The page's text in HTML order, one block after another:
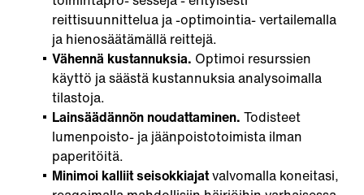
reittisuunnittelua ja -optimointia- vertailemalla
ja hienosäätämällä reittejä.
Vähennä kustannuksia. Optimoi resurssien
käyttö ja säästä kustannuksia analysoimalla
tilastoja.
Lainsäädännön noudattaminen. Todisteet
lumenpoisto- ja jäänpoistotoimista ilman
paperitöitä.
Minimoi kalliitseisokkiajatvalvomalla koneitasi,